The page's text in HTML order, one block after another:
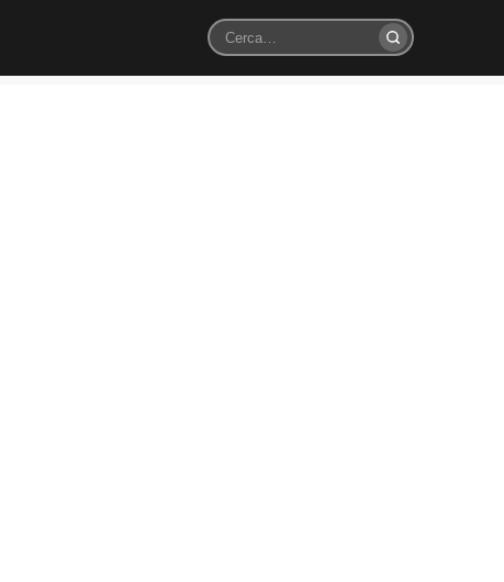
Cerca